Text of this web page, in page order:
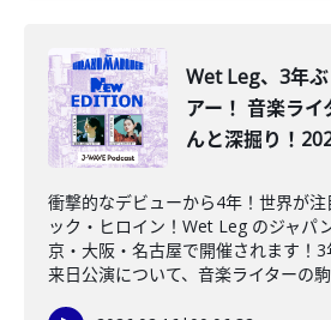
Wet Leg、3年
アー！ 音楽ラ
んと深掘り！
衝撃的なデビューから4年！世界が注
ック・ヒロイン！Wet Leg のジャパ
京・大阪・名古屋で開催されます！
来日公演について、音楽ライターの